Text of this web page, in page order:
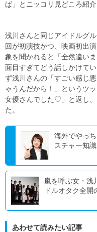
ば」とニッコリ見どころ紹介
浅川さんと同じアイドルグ
回が初演技かつ、映画初出
象を聞かれると「全然違い
面目すぎてどう話しかけて
ず浅川さんの「すごい感じ
ゃうんだから！」というツ
女優さんでした♡」と返し
た。
海外でやっ
スチャー知識
嵐を呼ぶ女・浅
ドルオタク全開
あわせて読みたい記事